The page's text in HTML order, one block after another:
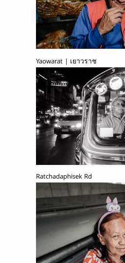
Yaowarat | เยาวราช
Ratchadaphisek Rd